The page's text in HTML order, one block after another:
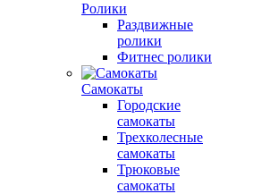
Ролики
Раздвижные
ролики
Фитнес ролики
Самокаты
Городские
самокаты
Трехколесные
самокаты
Трюковые
самокаты